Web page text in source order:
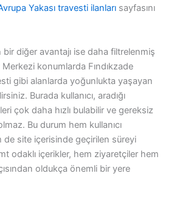
Yakası travesti ilanları sayfasını
bir diğer avantajı ise daha filtrelenmiş
konumlarda Fındıkzade
gibi alanlarda yoğunlukta yaşayan
Burada kullanıcı, aradığı
çok daha hızlı bulabilir ve gereksiz
Bu durum hem kullanıcı
de site içerisinde geçirilen süreyi
odaklı içerikler, hem ziyaretçiler hem
oldukça önemli bir yere